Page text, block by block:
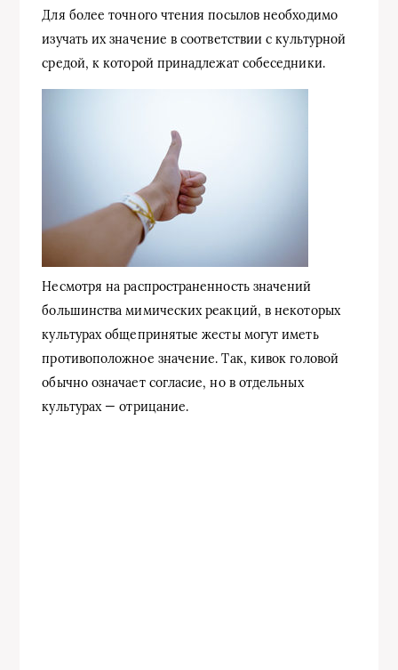
Для более точного чтения посылов необходимо
изучать их значение в соответствии с культурной
средой, к которой принадлежат собеседники.
Несмотря на распространенность значений
большинства мимических реакций, в некоторых
культурах общепринятые жесты могут иметь
противоположное значение. Так, кивок головой
обычно означает согласие, но в отдельных
культурах — отрицание.